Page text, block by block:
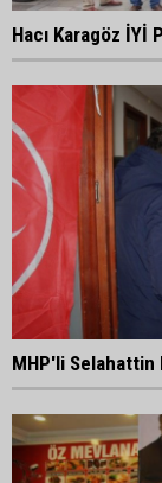
Hacı Karagöz İYİ
MHP'li